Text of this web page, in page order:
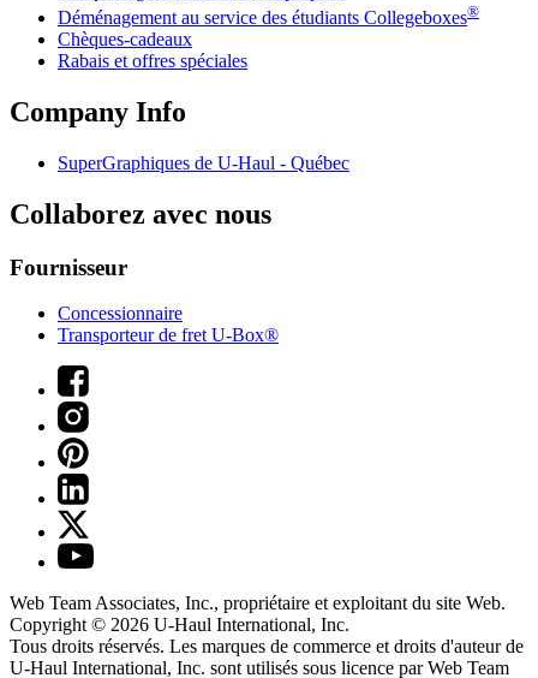
Déménagement au service des étudiants Collegeboxes®
Chèques-cadeaux
Rabais et offres spéciales
Company Info
SuperGraphiques de U-Haul - Québec
Collaborez avec nous
Fournisseur
Concessionnaire
Transporteur de fret U-Box®
Web Team Associates, Inc., propriétaire et exploitant du site Web.
Copyright © 2026 U-Haul International, Inc.
Tous droits réservés. Les marques de commerce et droits d'auteur de
U-Haul International, Inc. sont utilisés sous licence par Web Team